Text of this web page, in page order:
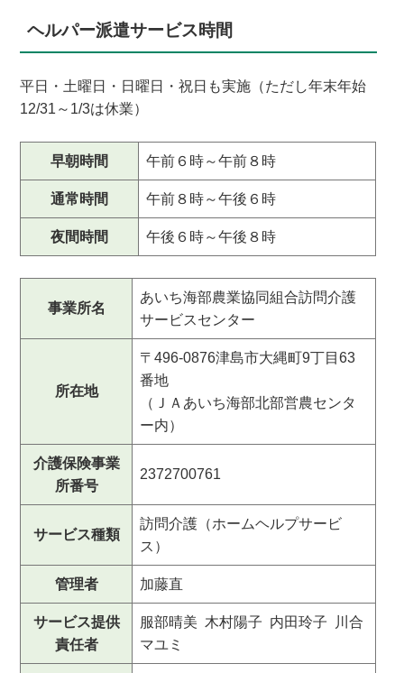
ヘルパー派遣サービス時間
平日・土曜日・日曜日・祝日も実施（ただし年末年始
12/31～1/3は休業）
早朝時間 午前６時～午前８時
通常時間 午前８時～午後６時
夜間時間 午後６時～午後８時
事業所名
あいち海部農業協同組合訪問介護
サービスセンター
所在地
〒496-0876津島市大縄町9丁目63
番地
（ＪＡあいち海部北部営農センタ
ー内）
介護保険事業
所番号
2372700761
サービス種類
訪問介護（ホームヘルプサービ
ス）
管理者 加藤直
サービス提供
責任者
服部晴美 木村陽子 内田玲子 川合
マユミ